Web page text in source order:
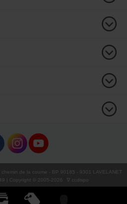
chemin de la coume - BP 90185 - 9301 LAVELANET
| Copyright © 2005-2026 ∇ ccdispo